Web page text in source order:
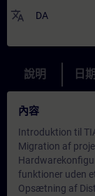
translate DA
說明 日
內容
Introduktion til
Migration af
funktioner uden
Opsætning af